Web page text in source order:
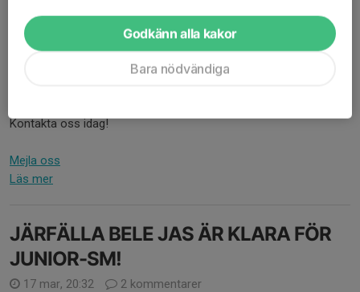
Järfälla Bele JAS är klara för JSM!🔥
Vi är ett utav Sveriges 16 bästa juniorlag – nu behöver vi er hjälp
Kontakta oss idag!
Mejla oss
Läs mer
JÄRFÄLLA BELE JAS ÄR KLARA FÖR
JUNIOR-SM!
17 mar, 20:32 2 kommentarer
Godkänn alla kakor
Bara nödvändiga